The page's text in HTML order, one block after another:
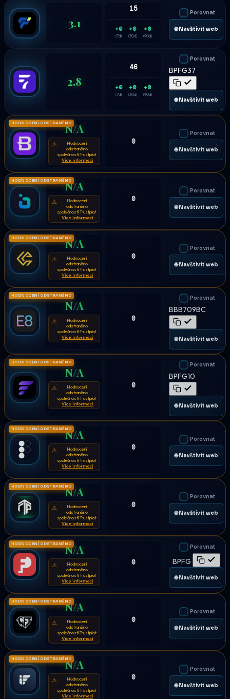
3.1
15
+0
(7d)
+0
(30d)
+0
(90d)
Porovnat
🌐 Navštívit web
2.8
46
+0
(7d)
+0
(30d)
+0
(90d)
Porovnat
BPFG37
🌐 Navštívit web
HODNOCENÍ ODSTRANĚNON/A
⚠
Hodnocení
odstraněno
společností Trustpilot
Více informací
0
Porovnat
🌐 Navštívit web
HODNOCENÍ ODSTRANĚNON/A
⚠
Hodnocení
odstraněno
společností Trustpilot
Více informací
0
Porovnat
🌐 Navštívit web
HODNOCENÍ ODSTRANĚNON/A
⚠
Hodnocení
odstraněno
společností Trustpilot
Více informací
0
Porovnat
🌐 Navštívit web
HODNOCENÍ ODSTRANĚNO
N/A
⚠
Hodnocení
odstraněno
společností Trustpilot
Více informací
0
Porovnat
BBB709BC
🌐 Navštívit web
HODNOCENÍ ODSTRANĚNO
N/A
⚠
Hodnocení
odstraněno
společností Trustpilot
Více informací
0
Porovnat
BPFG10
🌐 Navštívit web
HODNOCENÍ ODSTRANĚNON/A
⚠
Hodnocení
odstraněno
společností Trustpilot
Více informací
0
Porovnat
🌐 Navštívit web
HODNOCENÍ ODSTRANĚNON/A
⚠
Hodnocení
odstraněno
společností Trustpilot
Více informací
0
Porovnat
🌐 Navštívit web
HODNOCENÍ ODSTRANĚNON/A
⚠
Hodnocení
odstraněno
společností Trustpilot
Více informací
0
Porovnat
BPFG
🌐 Navštívit web
HODNOCENÍ ODSTRANĚNON/A
⚠
Hodnocení
odstraněno
společností Trustpilot
Více informací
0
Porovnat
🌐 Navštívit web
HODNOCENÍ ODSTRANĚNON/A
⚠
Hodnocení
odstraněno
společností Trustpilot
Více informací
0
Porovnat
🌐 Navštívit web